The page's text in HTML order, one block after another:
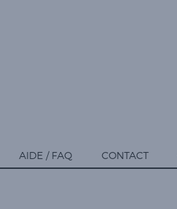
AIDE / FAQ CONTACT